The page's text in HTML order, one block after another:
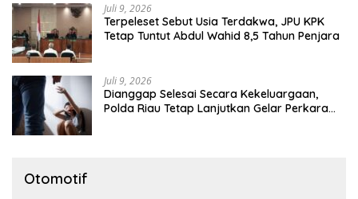
Juli 9, 2026
Terpeleset Sebut Usia Terdakwa, JPU KPK
Tetap Tuntut Abdul Wahid 8,5 Tahun Penjara
Juli 9, 2026
Dianggap Selesai Secara Kekeluargaan,
Polda Riau Tetap Lanjutkan Gelar Perkara
Otomotif